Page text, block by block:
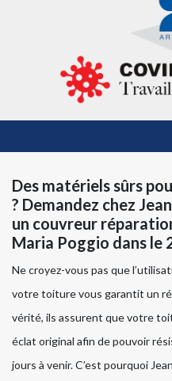
Des matériels sûrs
? Demandez chez
un couvreur
Maria Poggio dans le
Ne croyez-vous pas que
votre toiture vous garantit un
vérité, ils assurent que votre
éclat original afin de pouvoir
jours à venir. C’est pourquoi